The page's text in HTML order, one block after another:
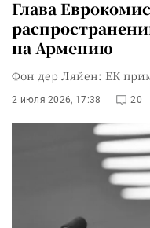
Глава
на Армению
Фон дер Ляйен: ЕК
2 июля 2026, 17:38 20